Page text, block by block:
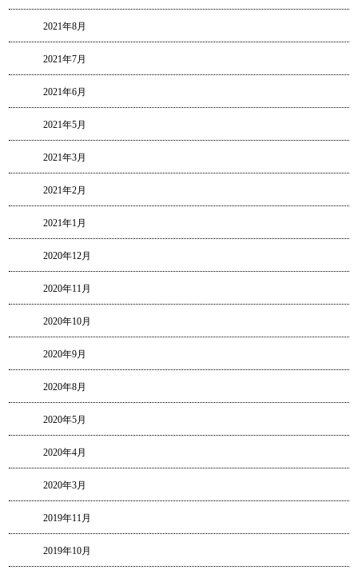
2021年8月
2021年7月
2021年6月
2021年5月
2021年3月
2021年2月
2021年1月
2020年12月
2020年11月
2020年10月
2020年9月
2020年8月
2020年5月
2020年4月
2020年3月
2019年11月
2019年10月